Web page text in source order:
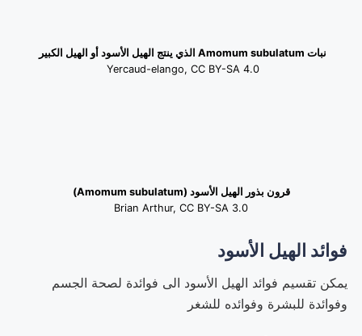
نبات Amomum subulatum الذي ينتج الهيل الأسود أو الهيل الكبير
Yercaud-elango, CC BY-SA 4.0
قرون بذور الهيل الأسود (Amomum subulatum)
Brian Arthur, CC BY-SA 3.0
فوائد الهيل الأسود
يمكن تقسيم فوائد الهيل الأسود الى فوائدة لصحة الجسم
وفوائدة للبشرة وفوائده للشغر